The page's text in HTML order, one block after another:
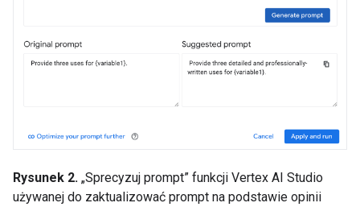
Rysunek 2. „Sprecyzuj prompt” funkcji Vertex AI Studio
używanej do zaktualizować prompt na podstawie opinii